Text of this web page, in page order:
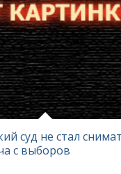
суд не стал
с выборов